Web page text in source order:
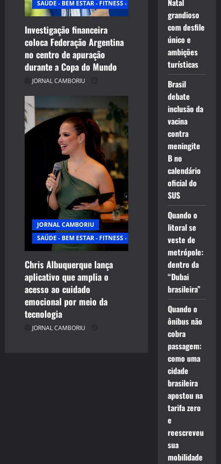
SAÚDE - BEM ESTAR - FITNESS - ESPORTE
Investigação financeira
coloca Federação Argentina
no centro de apuração
durante a Copa do Mundo
JORNAL CAMBORIU
JORNAL CAMBORIU
SAÚDE - BEM ESTAR - FITNESS - ESPORTE
Chris Albuquerque lança
aplicativo que amplia o
acesso ao cuidado
emocional por meio da
tecnologia
JORNAL CAMBORIU
Natal
grandioso
com desfile
único e
ambições
turísticas
Brasil
debate
inclusão da
vacina
contra
meningite
B no
calendário
oficial do
SUS
Quando o
litoral se
veste de
metrópole:
dentro da
“Dubai
brasileira”
Quando o
ônibus não
cobra
passagem:
como uma
cidade
brasileira
apostou na
tarifa zero
e
reescreveu
sua
mobilidade